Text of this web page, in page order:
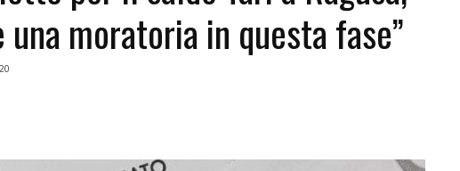
una moratoria in questa fase”